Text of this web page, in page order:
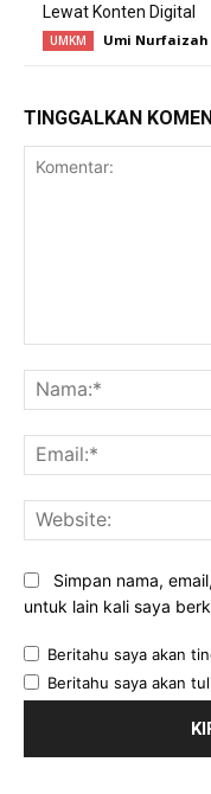
Lewat Konten Digital
UMKM Umi Nurfaizah
TINGGALKAN
Simpan nama,
untuk lain kali saya
Beritahu saya akan
Beritahu saya akan